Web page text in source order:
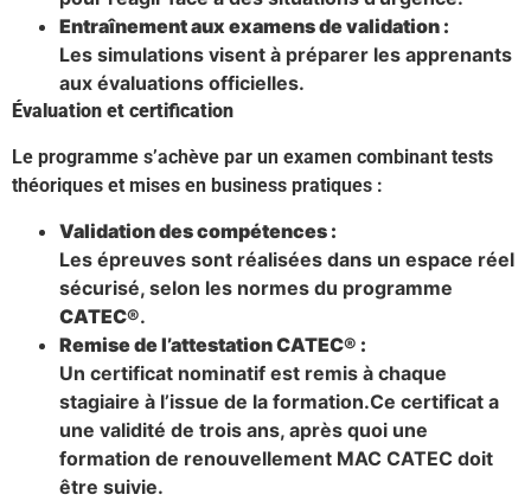
Entraînement aux examens de validation :
Les simulations visent à préparer les apprenants
aux évaluations officielles.
Évaluation et certification
Le programme s’achève par un examen combinant tests
théoriques et mises en business pratiques :
Validation des compétences :
Les épreuves sont réalisées dans un espace réel
sécurisé, selon les normes du programme
CATEC®.
Remise de l’attestation CATEC® :
Un certificat nominatif est remis à chaque
stagiaire à l’issue de la formation.Ce certificat a
une validité de trois ans, après quoi une
formation de renouvellement MAC CATEC doit
être suivie.